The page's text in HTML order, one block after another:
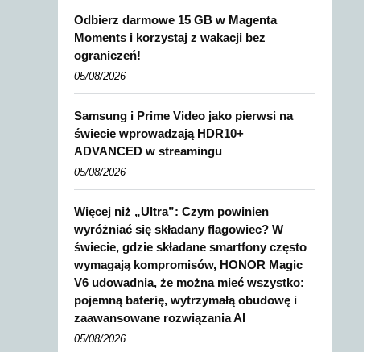
Odbierz darmowe 15 GB w Magenta
Moments i korzystaj z wakacji bez
ograniczeń!
05/08/2026
Samsung i Prime Video jako pierwsi na
świecie wprowadzają HDR10+
ADVANCED w streamingu
05/08/2026
Więcej niż „Ultra”: Czym powinien
wyróżniać się składany flagowiec? W
świecie, gdzie składane smartfony często
wymagają kompromisów, HONOR Magic
V6 udowadnia, że można mieć wszystko:
pojemną baterię, wytrzymałą obudowę i
zaawansowane rozwiązania AI
05/08/2026